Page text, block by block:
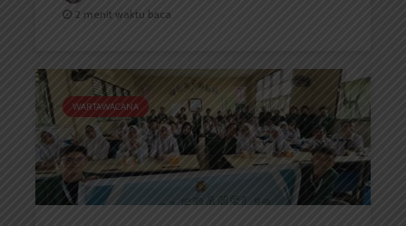
2 menit waktu baca
WARTAWACANA